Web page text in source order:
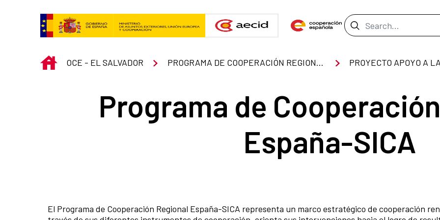
Search Bar
INICIO
OCE - EL SALVADOR PROGRAMA DE COOPERACIÓN REGIONAL ESPAÑA-SICA
Programa de
España-SICA
El Programa de Cooperación Regional España-SICA representa un marco estratégico de cooperación